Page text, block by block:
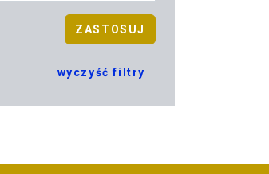
ZASTOSUJ
wyczyść filtry